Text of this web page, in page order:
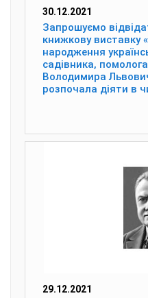
30.12.2021
Запрошуємо
книжкову виставку
народження
садівника,
Володимира
розпочала діяти в
29.12.2021